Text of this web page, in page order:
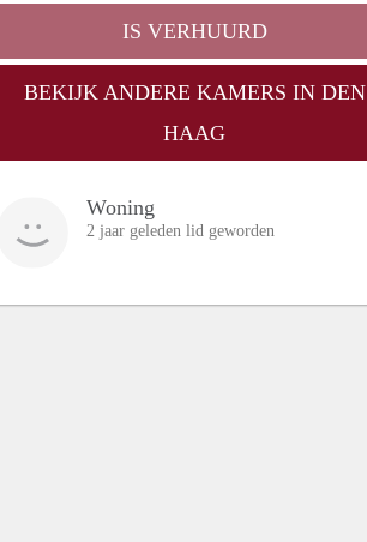
IS VERHUURD
BEKIJK ANDERE KAMERS IN DEN
HAAG
Woning
2 jaar geleden lid geworden